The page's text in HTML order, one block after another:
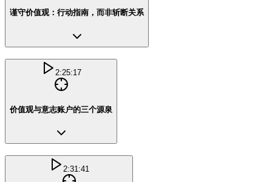
谨守价值观：行动指南，而非斩断关系
2:25:17
价值观与意志账户的三个源泉
2:31:41